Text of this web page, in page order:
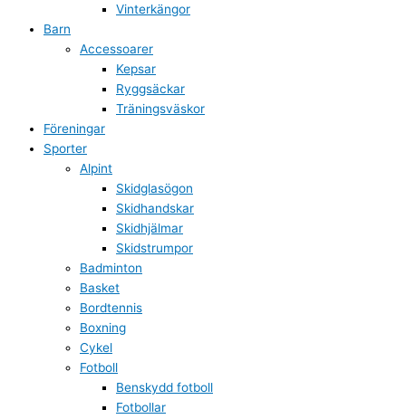
Vinterkängor
Barn
Accessoarer
Kepsar
Ryggsäckar
Träningsväskor
Föreningar
Sporter
Alpint
Skidglasögon
Skidhandskar
Skidhjälmar
Skidstrumpor
Badminton
Basket
Bordtennis
Boxning
Cykel
Fotboll
Benskydd fotboll
Fotbollar